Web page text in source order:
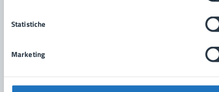
Statistiche
MarketingRichiedi assistenza